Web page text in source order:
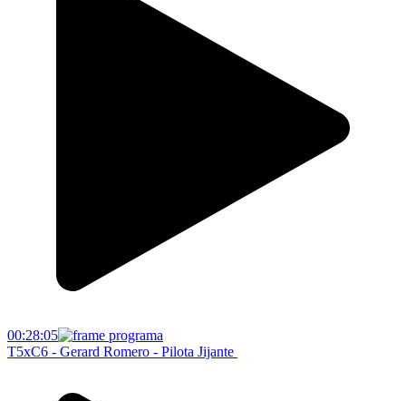
00:28:05
T5xC6 - Gerard Romero - Pilota Jijante